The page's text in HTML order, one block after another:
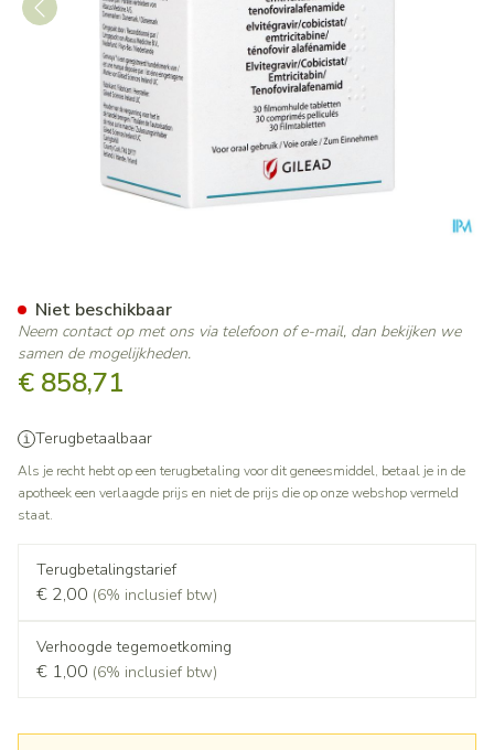
€ 858,71
Terugbetaalbaar
Als je recht hebt op een terugbetaling voor dit geneesmiddel, betaal je in de
apotheek een verlaagde prijs en niet de prijs die op onze webshop vermeld
staat.
Terugbetalingstarief
€ 2,00 (6% inclusief btw)
Verhoogde tegemoetkoming
€ 1,00 (6% inclusief btw)
Niet beschikbaar
Neem contact op met ons via telefoon of e-mail, dan bekijken we
samen de mogelijkheden.